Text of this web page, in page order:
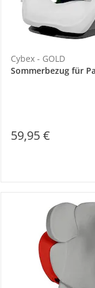
Cybex - GOLD
Sommerbezug für
59,95 €